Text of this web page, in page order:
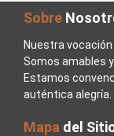
Sobre
Nuestra
Somos amables
Estamos
auténtica alegría.
Mapa del